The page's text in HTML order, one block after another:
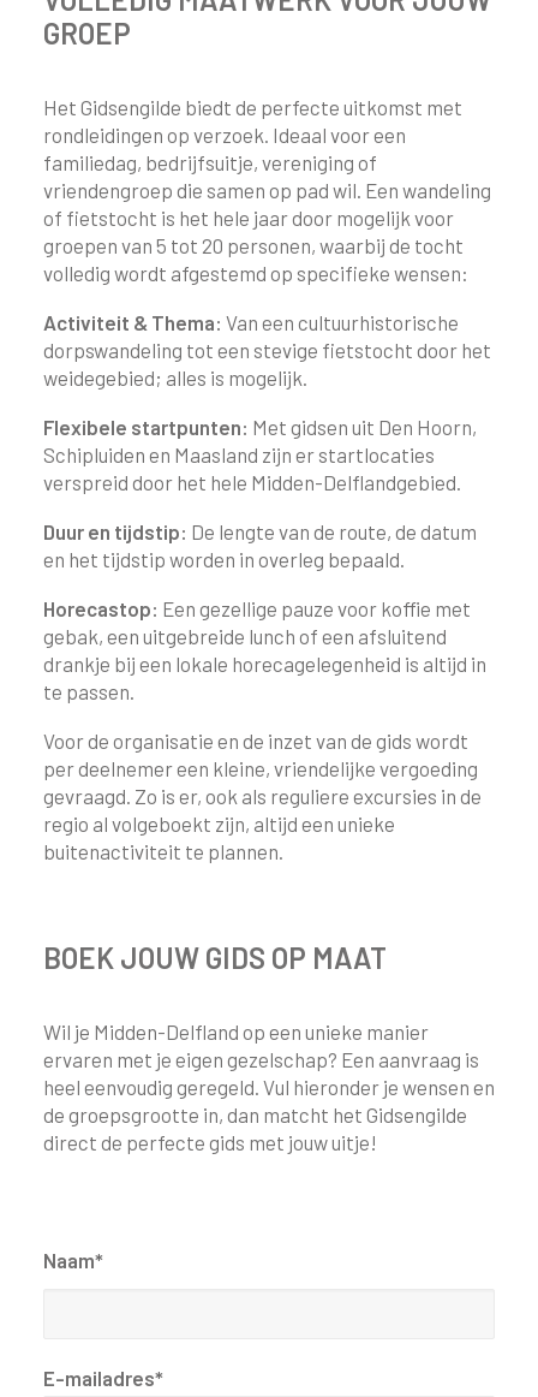
GROEP
Het Gidsengilde biedt de perfecte uitkomst met
rondleidingen op verzoek. Ideaal voor een
familiedag, bedrijfsuitje, vereniging of
vriendengroep die samen op pad wil. Een wandeling
of fietstocht is het hele jaar door mogelijk voor
groepen van 5 tot 20 personen, waarbij de tocht
volledig wordt afgestemd op specifieke wensen:
Activiteit & Thema: Van een cultuurhistorische
dorpswandeling tot een stevige fietstocht door het
weidegebied; alles is mogelijk.
Flexibele startpunten: Met gidsen uit Den Hoorn,
Schipluiden en Maasland zijn er startlocaties
verspreid door het hele Midden-Delflandgebied.
Duur en tijdstip: De lengte van de route, de datum
en het tijdstip worden in overleg bepaald.
Horecastop: Een gezellige pauze voor koffie met
gebak, een uitgebreide lunch of een afsluitend
drankje bij een lokale horecagelegenheid is altijd in
te passen.
Voor de organisatie en de inzet van de gids wordt
per deelnemer een kleine, vriendelijke vergoeding
gevraagd. Zo is er, ook als reguliere excursies in de
regio al volgeboekt zijn, altijd een unieke
buitenactiviteit te plannen.
BOEK JOUW GIDS OP MAAT
Wil je Midden-Delfland op een unieke manier
ervaren met je eigen gezelschap? Een aanvraag is
heel eenvoudig geregeld. Vul hieronder je wensen en
de groepsgrootte in, dan matcht het Gidsengilde
direct de perfecte gids met jouw uitje!
Naam*
E-mailadres*